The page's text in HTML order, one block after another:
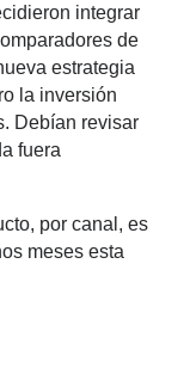
integrar
de
estrategia
la inversión
Debían revisar
fuera
por canal, es
meses esta